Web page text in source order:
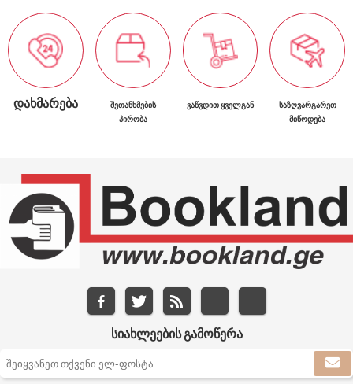
ᲓᲐᲮᲛᲐᲠᲔᲑᲐ
ᲨᲔᲗᲐᲜᲮᲛᲔᲑᲘᲡ
ᲞᲘᲠᲝᲑᲐ
ᲕᲐᲬᲕᲓᲘᲗ ᲧᲕᲔᲚᲒᲐᲜ
ᲡᲐᲖᲦᲕᲐᲠᲒᲐᲠᲔᲗ
ᲛᲘᲬᲝᲓᲔᲑᲐ
ᲡᲘᲐᲮᲚᲔᲔᲑᲘᲡ ᲒᲐᲛᲝᲬᲔᲠᲐ